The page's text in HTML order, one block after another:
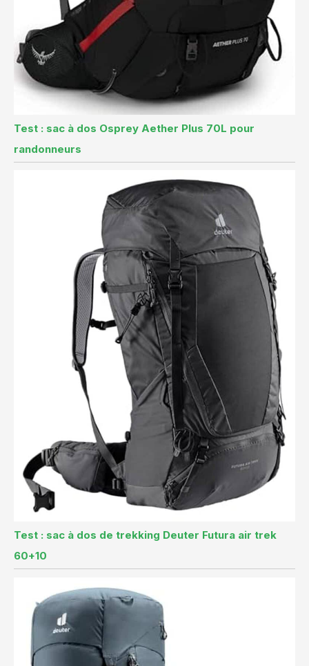
Test : sac à dos Osprey Aether Plus 70L pour
randonneurs
Test : sac à dos de trekking Deuter Futura air trek
60+10